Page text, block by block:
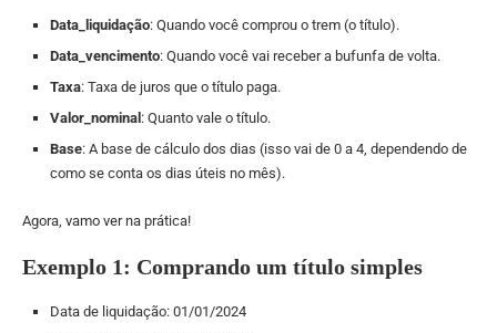
Data_liquidação: Quando você comprou o trem (o título).
Data_vencimento: Quando você vai receber a bufunfa de volta.
Taxa: Taxa de juros que o título paga.
Valor_nominal : Quanto vale o título.
Base: A base de cálculo dos dias (isso vai de 0 a 4, dependendo de
como se conta os dias úteis no mês).
Agora, vamo ver na prática!
Exemplo 1: Comprando um título simples
Data de liquidação: 01/01/2024